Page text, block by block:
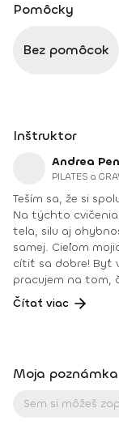
Pomôcky
Bez pomôcok
Inštruktor
Andrea
PILATES a
Teším sa, že si spolu zacvičíme!
Na týchto
tela, silu aj
samej. Cieľom
cítiť sa dobre! Byť
pracujem na tom, čo
Teším sa na teba
Fitshaker
@andrea_mindfulflow Dosiahnuté vzdelanie: •
IYN certificate –
Čítať viac
Moja poznámka